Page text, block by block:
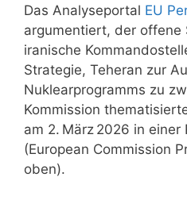
Das Analyseportal EU
argumentiert, der offene
iranische
Strategie, Teheran zur
Nuklearprogramms zu
Kommission
am 2. März 2026 in einer
(European Commission
oben).